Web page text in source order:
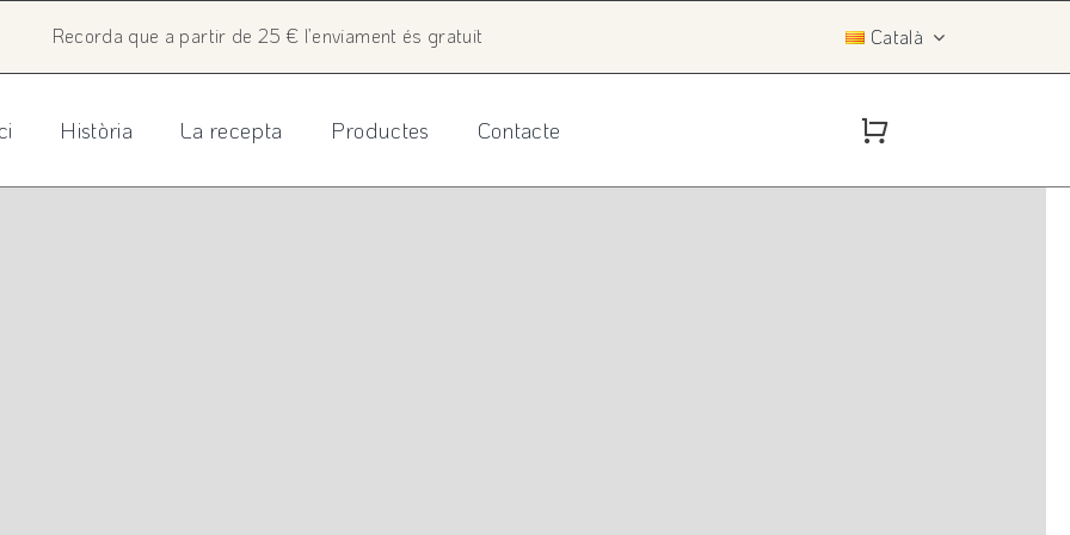
Recorda que a partir de 25 € l’enviament és gratuit Català
Història La recepta Productes Contacte